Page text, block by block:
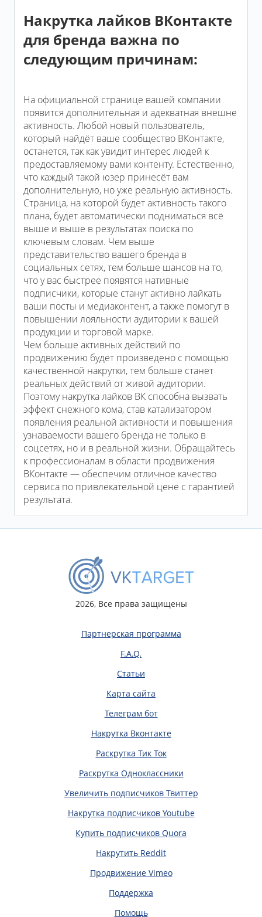
Накрутка лайков ВКонтакте
для бренда важна по
следующим причинам:
На официальной странице вашей компании
появится дополнительная и адекватная внешне
активность. Любой новый пользователь,
который найдёт ваше сообщество ВКонтакте,
останется, так как увидит интерес людей к
предоставляемому вами контенту. Естественно,
что каждый такой юзер принесёт вам
дополнительную, но уже реальную активность.
Страница, на которой будет активность такого
плана, будет автоматически подниматься всё
выше и выше в результатах поиска по
ключевым словам. Чем выше
представительство вашего бренда в
социальных сетях, тем больше шансов на то,
что у вас быстрее появятся нативные
подписчики, которые станут активно лайкать
ваши посты и медиаконтент, а также помогут в
повышении лояльности аудитории к вашей
продукции и торговой марке.
Чем больше активных действий по
продвижению будет произведено с помощью
качественной накрутки, тем больше станет
реальных действий от живой аудитории.
Поэтому накрутка лайков ВК способна вызвать
эффект снежного кома, став катализатором
появления реальной активности и повышения
узнаваемости вашего бренда не только в
соцсетях, но и в реальной жизни. Обращайтесь
к профессионалам в области продвижения
ВКонтакте — обеспечим отличное качество
сервиса по привлекательной цене с гарантией
результата.
2026, Все права защищены
Партнерская программа
F.A.Q.
Статьи
Карта сайта
Телеграм бот
Накрутка Вконтакте
Раскрутка Тик Ток
Раскрутка Одноклассники
Увеличить подписчиков Твиттер
Накрутка подписчиков Youtube
Купить подписчиков Quora
Накрутить Reddit
Продвижение Vimeo
Поддержка
Помощь